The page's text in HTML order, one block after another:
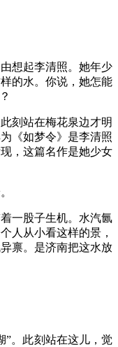
想起李清照。她年少
的水。你说，她怎能
刻站在梅花泉边才明
《如梦令》是李清照
，这篇名作是她少女
一股子生机。水汽氤
人从小看这样的景，
禀。是济南把这水放
。此刻站在这儿，觉